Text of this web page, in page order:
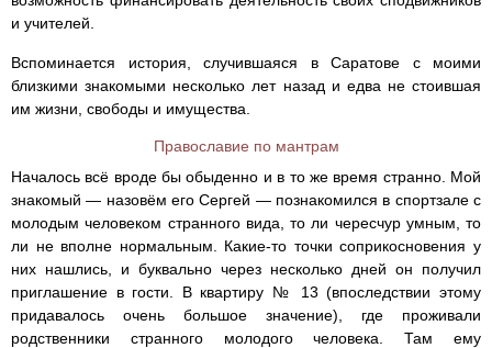
и учителей.
Вспоминается история, случившаяся в Саратове с моими
близкими знакомыми несколько лет назад и едва не стоившая
им жизни, свободы и имущества.
Православие по мантрам
Началось всё вроде бы обыденно и в то же время странно. Мой
знакомый — назовём его Сергей — познакомился в спортзале с
молодым человеком странного вида, то ли чересчур умным, то
ли не вполне нормальным. Какие-то точки соприкосновения у
них нашлись, и буквально через несколько дней он получил
приглашение в гости. В квартиру № 13 (впоследствии этому
придавалось очень большое значение), где проживали
родственники странного молодого человека. Там ему